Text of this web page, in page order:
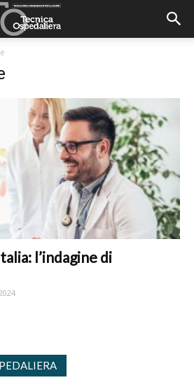
l’indagine di